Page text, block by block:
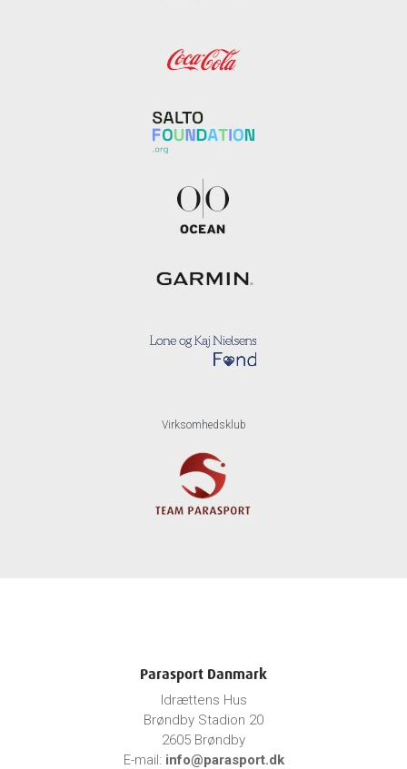
Virksomhedsklub
Parasport Danmark
Idrættens Hus
Brøndby Stadion 20
2605 Brøndby
E-mail: info@parasport.dk